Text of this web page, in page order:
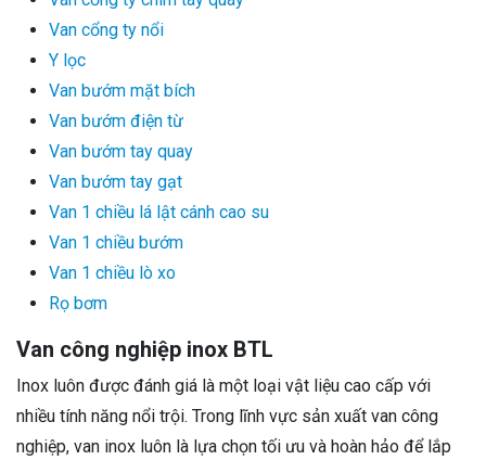
Van cổng ty nổi
Y lọc
Van bướm mặt bích
Van bướm điện từ
Van bướm tay quay
Van bướm tay gạt
Van 1 chiều lá lật cánh cao su
Van 1 chiều bướm
Van 1 chiều lò xo
Rọ bơm
Van công nghiệp inox BTL
Inox luôn được đánh giá là một loại vật liệu cao cấp với
nhiều tính năng nổi trội. Trong lĩnh vực sản xuất van công
nghiệp, van inox luôn là lựa chọn tối ưu và hoàn hảo để lắp